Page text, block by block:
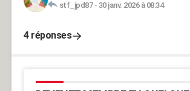
stf_jpd87- 30 janv. 2026 à 08:34
4 réponses